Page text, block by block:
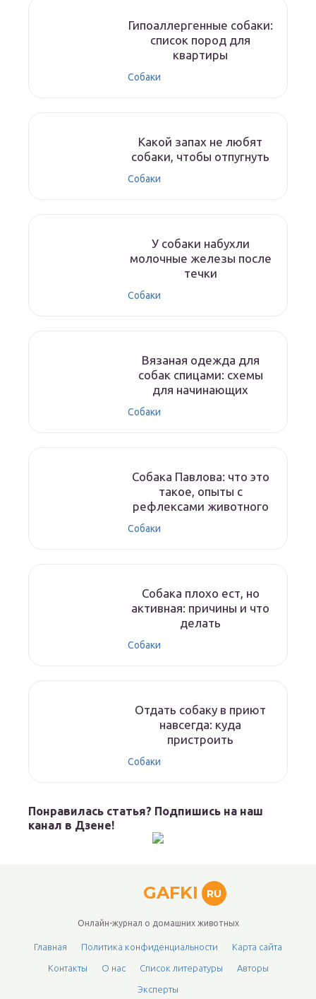
Гипоаллергенные собаки:
список пород для
квартиры
Собаки
Какой запах не любят
собаки, чтобы отпугнуть
Собаки
У собаки набухли
молочные железы после
течки
Собаки
Вязаная одежда для
собак спицами: схемы
для начинающих
Собаки
Собака Павлова: что это
такое, опыты с
рефлексами животного
Собаки
Собака плохо ест, но
активная: причины и что
делать
Собаки
Отдать собаку в приют
навсегда: куда
пристроить
Собаки
Понравилась статья? Подпишись на наш
канал в Дзене!
GAFKI RU
Онлайн-журнал о домашних животных
Главная Политика конфиденциальности Карта сайта
Контакты О нас Список литературы Авторы
Эксперты